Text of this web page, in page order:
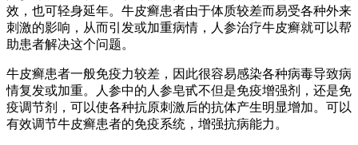
效，也可轻身延年。牛皮癣患者由于体质较差而易受各种外来
刺激的影响，从而引发或加重病情，人参治疗牛皮癣就可以帮
助患者解决这个问题。
牛皮癣患者一般免疫力较差，因此很容易感染各种病毒导致病
情复发或加重。人参中的人参皂甙不但是免疫增强剂，还是免
疫调节剂，可以使各种抗原刺激后的抗体产生明显增加。可以
有效调节牛皮癣患者的免疫系统，增强抗病能力。